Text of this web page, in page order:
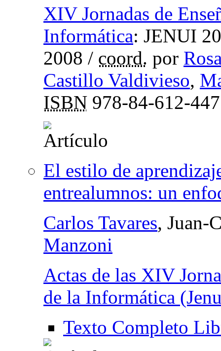
XIV Jornadas de
Informática: JENUI
2008 / coord. por
Castillo Valdivieso,
ISBN 978-84-612-
El estilo de
entrealumnos: un
Carlos Tavares, Juan-
Manzoni
Actas de las XIV
de la Informática
Texto Completo